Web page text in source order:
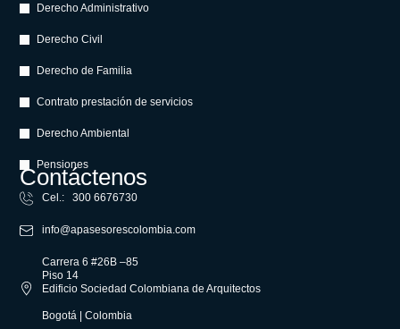
Derecho Administrativo
Derecho Civil
Derecho de Familia
Contrato prestación de servicios
Derecho Ambiental
Pensiones
Contáctenos
Cel.: 300 6676730
info@apasesorescolombia.com
Carrera 6 #26B –85
Piso 14
Edificio Sociedad Colombiana de Arquitectos
Bogotá | Colombia